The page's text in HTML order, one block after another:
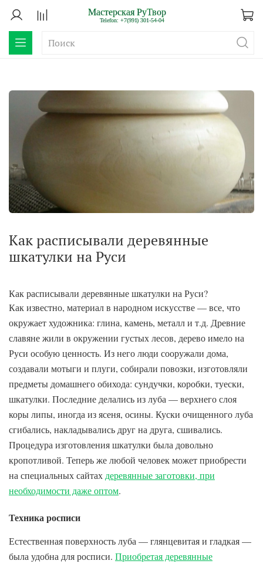
Как расписывали деревянные
шкатулки на Руси
Как расписывали деревянные шкатулки на Руси?
Как известно, материал в народном искусстве — все, что
окружает художника: глина, камень, металл и т.д. Древние
славяне жили в окружении густых лесов, дерево имело на
Руси особую ценность. Из него люди сооружали дома,
создавали мотыги и плуги, собирали повозки, изготовляли
предметы домашнего обихода: сундучки, коробки, туески,
шкатулки. Последние делались из луба — верхнего слоя
коры липы, иногда из ясеня, осины. Куски очищенного луба
сгибались, накладывались друг на друга, сшивались.
Процедура изготовления шкатулки была довольно
кропотливой. Теперь же любой человек может приобрести
на специальных сайтах деревянные заготовки, при
необходимости даже оптом.
Техника росписи
Естественная поверхность луба — глянцевитая и гладкая —
была удобна для росписи. Приобретая деревянные